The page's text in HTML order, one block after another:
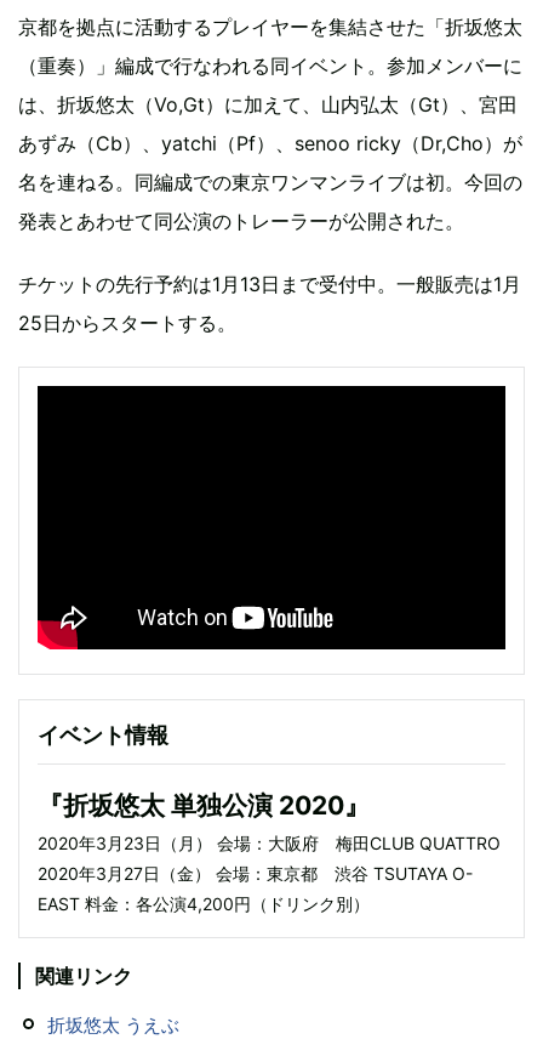
京都を拠点に活動するプレイヤーを集結させた「折坂悠太
（重奏）」編成で行なわれる同イベント。参加メンバーに
は、折坂悠太（Vo,Gt）に加えて、山内弘太（Gt）、宮田
あずみ（Cb）、yatchi（Pf）、senoo ricky（Dr,Cho）が
名を連ねる。同編成での東京ワンマンライブは初。今回の
発表とあわせて同公演のトレーラーが公開された。
チケットの先行予約は1月13日まで受付中。一般販売は1月
25日からスタートする。
イベント情報
『折坂悠太 単独公演 2020』
2020年3月23日（月） 会場：大阪府 梅田CLUB QUATTRO
2020年3月27日（金） 会場：東京都 渋谷 TSUTAYA O-
EAST 料金：各公演4,200円（ドリンク別）
関連リンク
折坂悠太 うえぶ